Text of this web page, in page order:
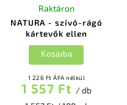
NATURA - szívó-rágó
kártevők ellen
Raktáron
1 226 Ft ÁFA nélkül
1 557 Ft / db
Kosárba